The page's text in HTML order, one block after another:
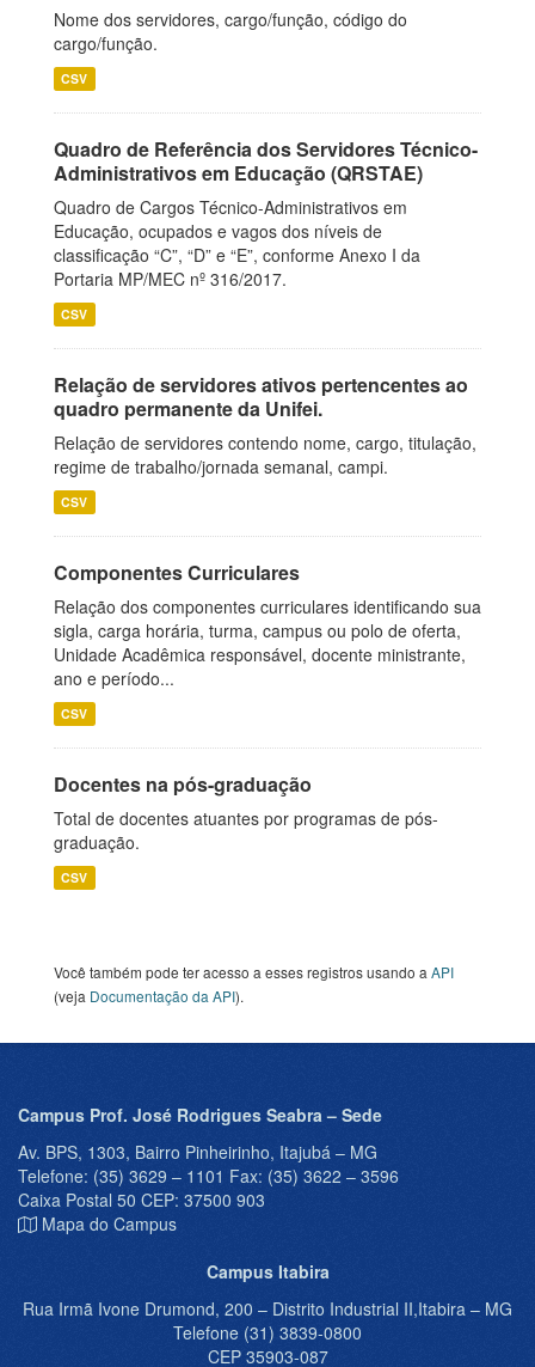
Nome dos servidores, cargo/função, código do
cargo/função.
CSV
Quadro de Referência dos Servidores Técnico-
Administrativos em Educação (QRSTAE)
Quadro de Cargos Técnico-Administrativos em
Educação, ocupados e vagos dos níveis de
classificação “C”, “D” e “E”, conforme Anexo I da
Portaria MP/MEC nº 316/2017.
CSV
Relação de servidores ativos pertencentes ao
quadro permanente da Unifei.
Relação de servidores contendo nome, cargo, titulação,
regime de trabalho/jornada semanal, campi.
CSV
Componentes Curriculares
Relação dos componentes curriculares identificando sua
sigla, carga horária, turma, campus ou polo de oferta,
Unidade Acadêmica responsável, docente ministrante,
ano e período...
CSV
Docentes na pós-graduação
Total de docentes atuantes por programas de pós-
graduação.
CSV
Você também pode ter acesso a esses registros usando a API
(veja Documentação da API).
Campus Prof. José Rodrigues Seabra – Sede
Av. BPS, 1303, Bairro Pinheirinho, Itajubá – MG
Telefone: (35) 3629 – 1101 Fax: (35) 3622 – 3596
Caixa Postal 50 CEP: 37500 903
Mapa do Campus
Campus Itabira
Rua Irmã Ivone Drumond, 200 – Distrito Industrial II,Itabira – MG
Telefone (31) 3839-0800
CEP 35903-087